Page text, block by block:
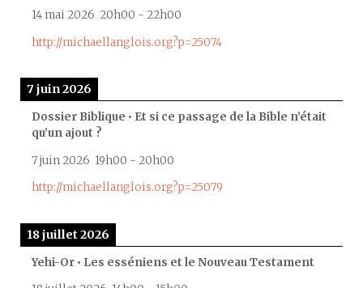
14 mai 2026 20h00 - 22h00
http://michaellanglois.org?p=25074
7 juin 2026
Dossier Biblique • Et si ce passage de la Bible n’était
qu’un ajout ?
7 juin 2026 19h00 - 20h00
http://michaellanglois.org?p=25079
18 juillet 2026
Yehi-Or • Les esséniens et le Nouveau Testament